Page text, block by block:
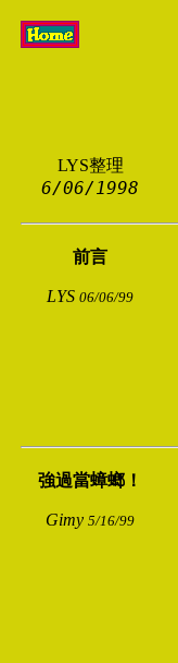
LYS整理
6/06/1998
前言
LYS 06/06/99
強過當蟑螂！
Gimy 5/16/99